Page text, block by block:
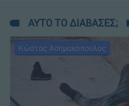
ΑΥΤΟ ΤΟ ΔΙΑΒΑΣΕΣ;
Κώστας Ασημακόπουλος